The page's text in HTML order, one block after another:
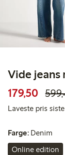
Vide jeans
179,50
Laveste pris
Farge: Denim
Online edition